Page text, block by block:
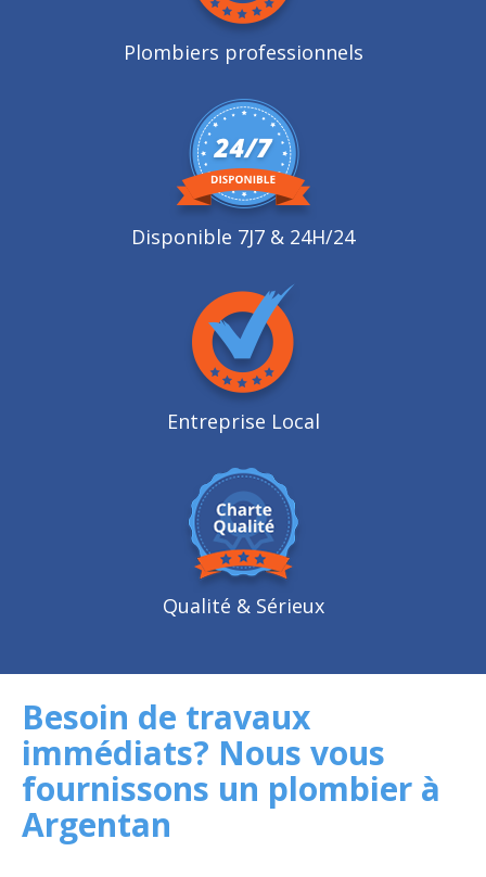
Plombiers professionnels
Disponible 7J7 & 24H/24
Entreprise Local
Qualité & Sérieux
Besoin de travaux
immédiats? Nous vous
fournissons un plombier à
Argentan